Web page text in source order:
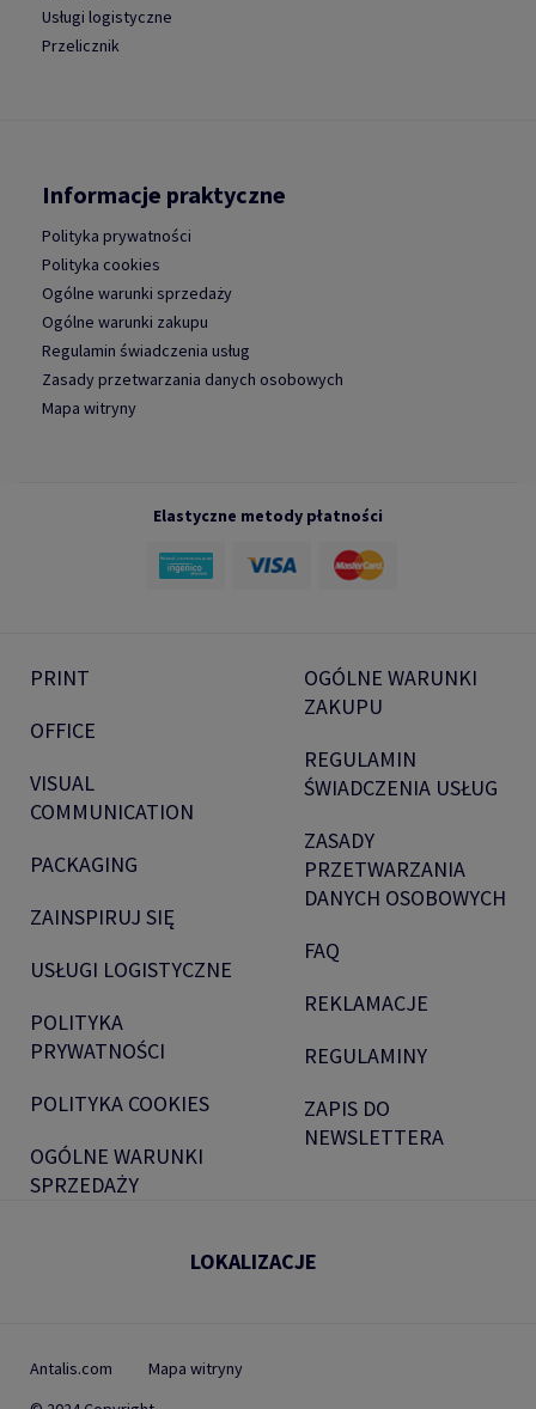
Usługi logistyczne
Przelicznik
Informacje praktyczne
Polityka prywatności
Polityka cookies
Ogólne warunki sprzedaży
Ogólne warunki zakupu
Regulamin świadczenia usług
Zasady przetwarzania danych osobowych
Mapa witryny
Elastyczne metody płatności
PRINT
OFFICE
VISUAL
COMMUNICATION
PACKAGING
ZAINSPIRUJ SIĘ
USŁUGI LOGISTYCZNE
POLITYKA
PRYWATNOŚCI
POLITYKA COOKIES
OGÓLNE WARUNKI
SPRZEDAŻY
OGÓLNE WARUNKI
ZAKUPU
REGULAMIN
ŚWIADCZENIA USŁUG
ZASADY
PRZETWARZANIA
DANYCH OSOBOWYCH
FAQ
REKLAMACJE
REGULAMINY
ZAPIS DO
NEWSLETTERA
LOKALIZACJE
Antalis.com
Mapa witryny